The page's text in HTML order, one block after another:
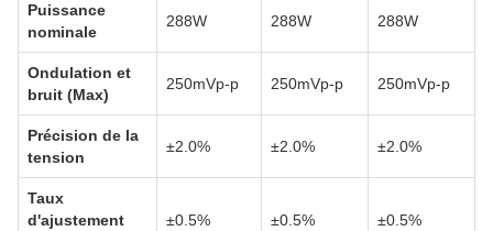
Puissance
nominale
288W 288W 288W
Ondulation et
bruit (Max)
250mVp-p 250mVp-p 250mVp-p
Précision de la
tension
±2.0% ±2.0% ±2.0%
Taux
d'ajustement
±0.5% ±0.5% ±0.5%